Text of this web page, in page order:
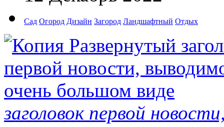
Сад Огород Дизайн Загород Ландшафтный Отдых
заголовок первой